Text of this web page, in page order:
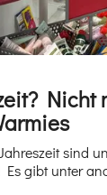
Nicht
sind
gibt unter